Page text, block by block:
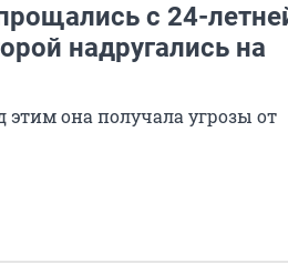
с 24-
надругались на
этим она получала угрозы от